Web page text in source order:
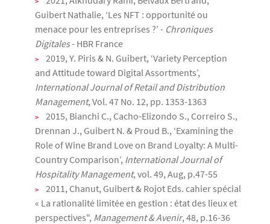
Guibert Nathalie, ‘Les NFT : opportunité ou
menace pour les entreprises ?’ - Chroniques
Digitales- HBR France
2019, Y. Piris & N. Guibert, ‘Variety Perception
and Attitude toward Digital Assortments’,
International Journal of Retail and Distribution
Management, Vol. 47 No. 12, pp. 1353-1363
2015, Bianchi C., Cacho-Elizondo S., Correiro S.,
Drennan J., Guibert N. & Proud B., ‘Examining the
Role of Wine Brand Love on Brand Loyalty: A Multi-
Country Comparison’, International Journal of
Hospitality Management, vol. 49, Aug, p.47-55
2011, Chanut, Guibert & Rojot Eds. cahier spécial
« La rationalité limitée en gestion : état des lieux et
perspectives", Management & Avenir, 48, p.16-36